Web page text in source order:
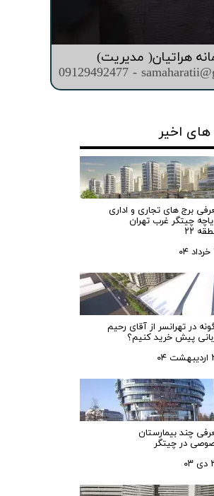
هراتیان( مدیریت)
09129492477 -
اخیر
برج های تجاری و اداری
چیتگر غرب تهران
۲۲
در تهرانسر از آقای رحیم
پیش خرید کنیم؟
چند بیمارستان
در چیتگر